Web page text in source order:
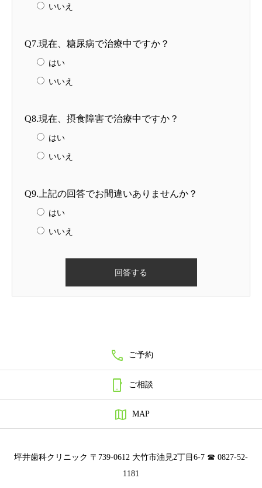
いいえ
Q7.現在、糖尿病で治療中ですか？
はい
いいえ
Q8.現在、摂食障害で治療中ですか？
はい
いいえ
Q9.上記の回答でお間違いありませんか？
はい
いいえ
 ご予約
 ご相談
 MAP
坪井歯科クリニック 〒739-0612 大竹市油見2丁目6-7 ☎ 0827-52-
1181